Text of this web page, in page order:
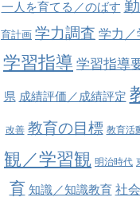
一人を育てる／のばす
育計画 学力調査 学力／
学習指導 学習指導
県 成績評価／成績評定
改善 教育の目標 教育活
観／学習観 明治時代
育 知識／知識教育 社